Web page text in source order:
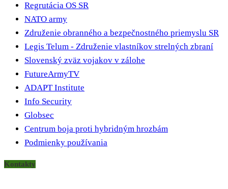
Regrutácia OS SR
NATO army
Združenie obranného a bezpečnostného priemyslu SR
Legis Telum - Združenie vlastníkov strelných zbraní
Slovenský zväz vojakov v zálohe
FutureArmyTV
ADAPT Institute
Info Security
Globsec
Centrum boja proti hybridným hrozbám
Podmienky používania
Kontakty